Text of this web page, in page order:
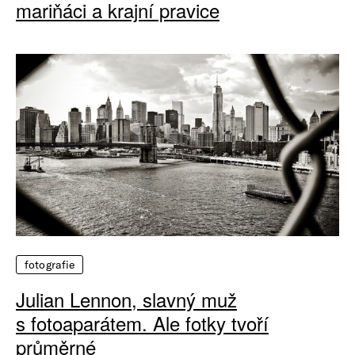
mariňáci a krajní pravice
fotografie
Julian Lennon, slavný muž
s fotoaparátem. Ale fotky tvoří
průměrné